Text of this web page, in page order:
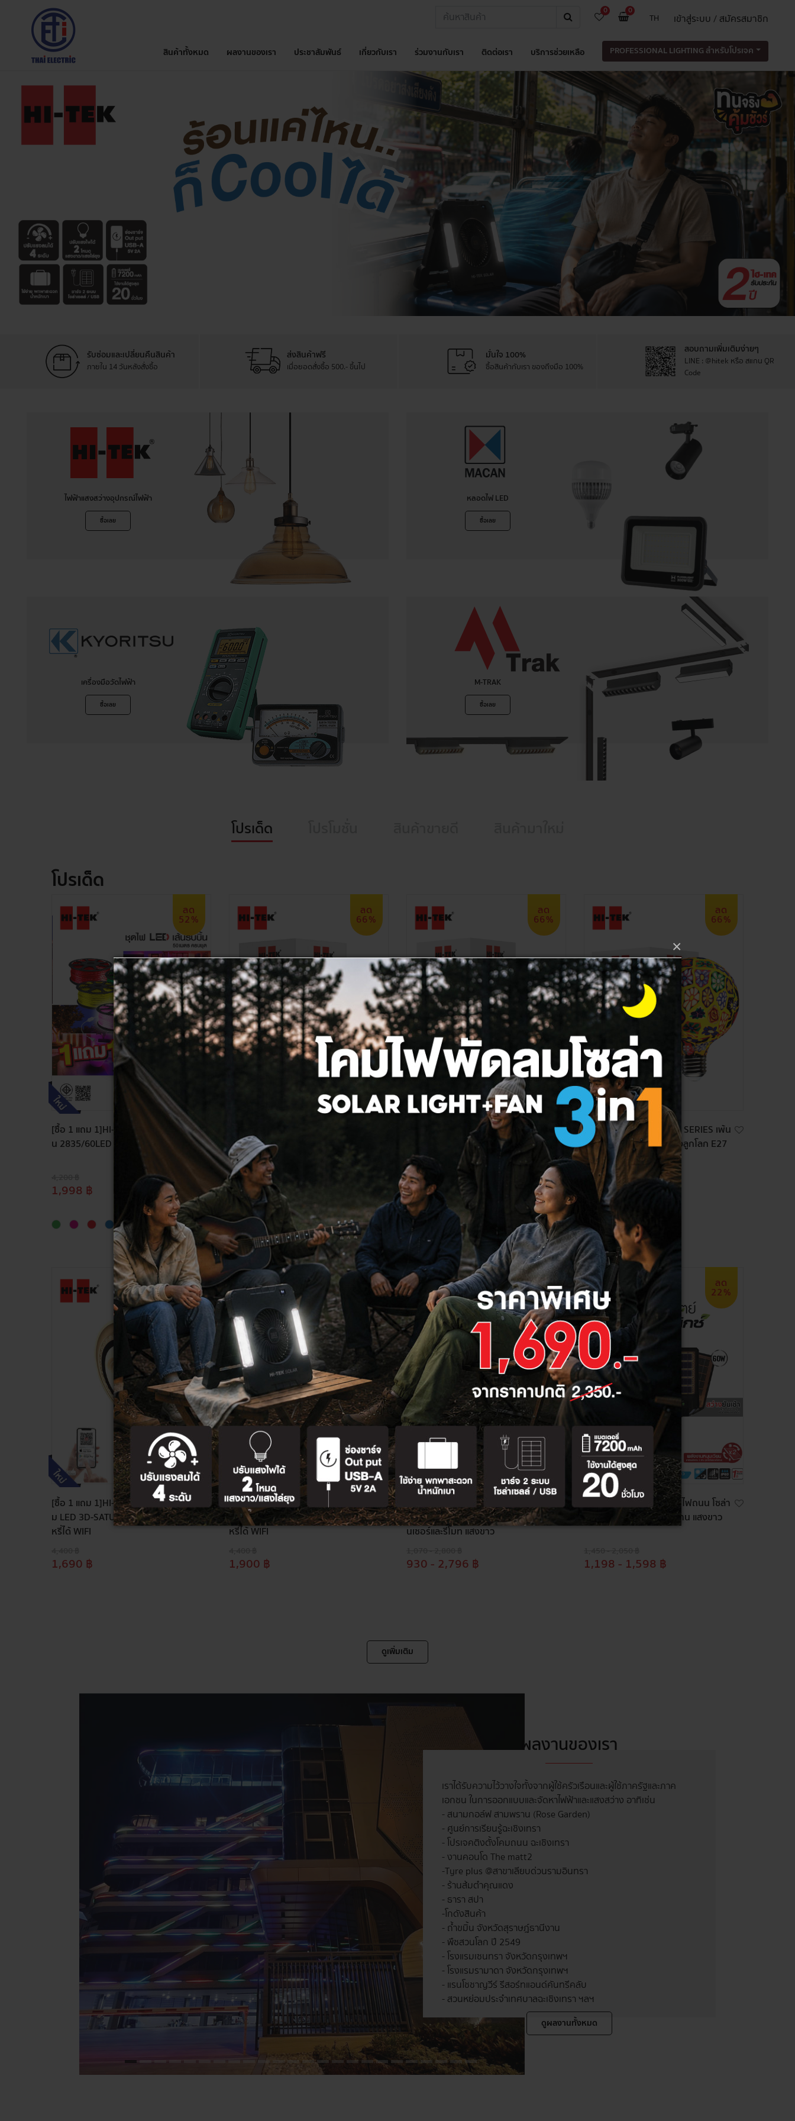
×
0 0
TH เข้าสู่ระบบ / สมัครสมาชิก
สินค้าทั้งหมด ผลงานของเรา ประชาสัมพันธ์ เกี่ยวกับเรา ร่วมงานกับเรา ติดต่อเรา บริการช่วยเหลือ PROFESSIONAL LIGHTING สำหรับโปรเจค
รับซ่อมและเปลี่ยนคืนสินค้า
ภายใน 14 วันหลังสั่งซื้อ
ส่งสินค้าฟรี
เมื่อยอดสั่งซื้อ 500.- ขึ้นไป
มั่นใจ 100%
ซื้อสินค้ากับเรา ของถึงมือ 100%
สอบถามเพิ่มเติมง่ายๆ
LINE : @hitek หรือ สแกน QR
Code
ไฟฟ้าแสงสว่างอุปกรณ์ไฟฟ้า
ซื้อเลย
หลอดไฟ LED
ซื้อเลย
เครื่องมือวัดไฟฟ้า
ซื้อเลย
M-TRAK
ซื้อเลย
โปรเด็ด
โปรเด็ด
ลด
52%
[ซื้อ 1 แถม 1]HI-TEK ไฟเส้น LED ริบบิ้
น 2835/60LED 220V 50M
1,998 ฿
ลด
66%
ท์ ลายเมือง ขั้ว E27 ทรงลูกโลก E27 8
W
590 ฿
199 ฿
ลด
66%
HI-TEK หลอด LED DECO SERIES เพ้น
ท์ ลายผีเสื้อ ขั้ว E27 ทรงลูกโลก E27 8
W
590 ฿
199 ฿
ลด
66%
HI-TEK หลอด LED DECO SERIES เพ้น
ท์ ลายดอกไม้ ขั้ว E27 ทรงลูกโลก E27
8W
590 ฿
199 ฿
ลด
61%
[ซื้อ 1 แถม 1]HI-TEK ชุดโคมเพดานกล
ม LED 3D-SATURN 55W เปลี่ยน3แสง
หรี่ได้ WIFI
1,690 ฿
ลด
56%
[ซื้อ 1 แถม 1]HI-TEK ชุดโคมเพดานกล
ม LED 3D-SQUARE 72W เปลี่ยน3แสง
หรี่ได้ WIFI
1,900 ฿
ลด
0%
[ ซื้อ 1 แถม 1 ]HI-TEK โคมไฟถนนโซล่า
LED 30W, 60W, 100W สีเทา มี PIR เซ็
นเซอร์และรีโมท แสงขาว
930 - 2,796 ฿
ลด
22%
[ ซื้อ 1 แถม 1]HI-TEK โคมไฟถนน โซล่า
LED PHOENIX ชาร์จ 2 ด้าน แสงขาว
1,198 - 1,598 ฿
ดูเพิ่มเติม
ผลงานของเรา
เราได้รับความไว้วางใจทั้งจากผู้ใช้ครัวเรือน และผู้ใช้ภาครัฐและภาค
เอกชน ในการออกแบบและจัดหาไฟฟ้าและแสงสว่าง อาทิเช่น
- สนามกอล์ฟ สามพราน (Rose Garden)
- ศูนย์การเรียนรู้ฉะเชิงเทรา
- โปรเจคติงตั้งโคมถนน ฉะเชิงเทรา
- งานคอนโด The matt2
- Tyre plus @สาขาเลียบด่วนรามอินทรา
- ร้านส้มตำคุณแดง
- ธารา สปา
- โกดังสินค้า
- ถ้ำขมิ้น จังหวัดสุราษฎ์ธานีงาน
- พืชสวนโลก ปี 2549
- โรงแรมเซนทรา จังหวัดกรุงเทพฯ
- โรงแรมรามาดา จังหวัดกรุงเทพฯ
- แรนโชชาญวีร์ รีสอร์ทแอนด์คันทรีคลับ
- สวนหย่อมประจำเทศบาลฉะเชิงเทรา ฯลฯ
ดูผลงานทั้งหมด